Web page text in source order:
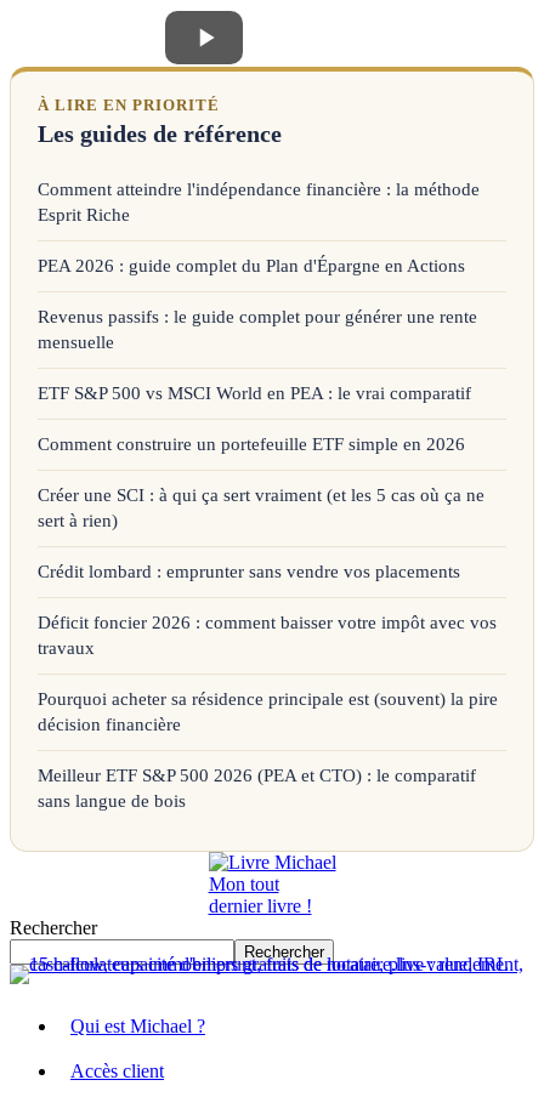
À LIRE EN PRIORITÉ
Les guides de référence
Comment atteindre l'indépendance financière : la méthode
Esprit Riche
PEA 2026 : guide complet du Plan d'Épargne en Actions
Revenus passifs : le guide complet pour générer une rente
mensuelle
ETF S&P 500 vs MSCI World en PEA : le vrai comparatif
Comment construire un portefeuille ETF simple en 2026
Créer une SCI : à qui ça sert vraiment (et les 5 cas où ça ne
sert à rien)
Crédit lombard : emprunter sans vendre vos placements
Déficit foncier 2026 : comment baisser votre impôt avec vos
travaux
Pourquoi acheter sa résidence principale est (souvent) la pire
décision financière
Meilleur ETF S&P 500 2026 (PEA et CTO) : le comparatif
sans langue de bois
Mon tout
dernier livre !
Rechercher
Rechercher
Qui est Michael ?
Accès client